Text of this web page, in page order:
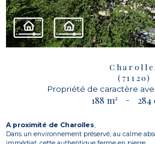
(71120)
Propriété de caractère
188 m² - 284
A proximité de Charolles
Dans un environnement préservé, au calme